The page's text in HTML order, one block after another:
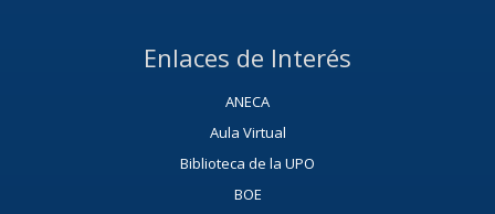
Enlaces de Interés
ANECA
Aula Virtual
Biblioteca de la UPO
BOE